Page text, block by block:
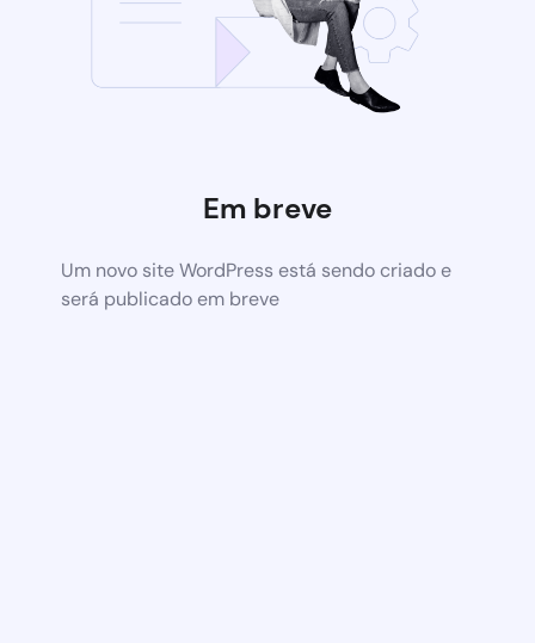
Em breve
Um novo site WordPress está sendo criado e
será publicado em breve